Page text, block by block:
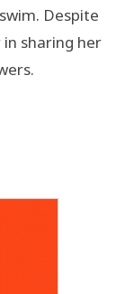
Despite
sharing her